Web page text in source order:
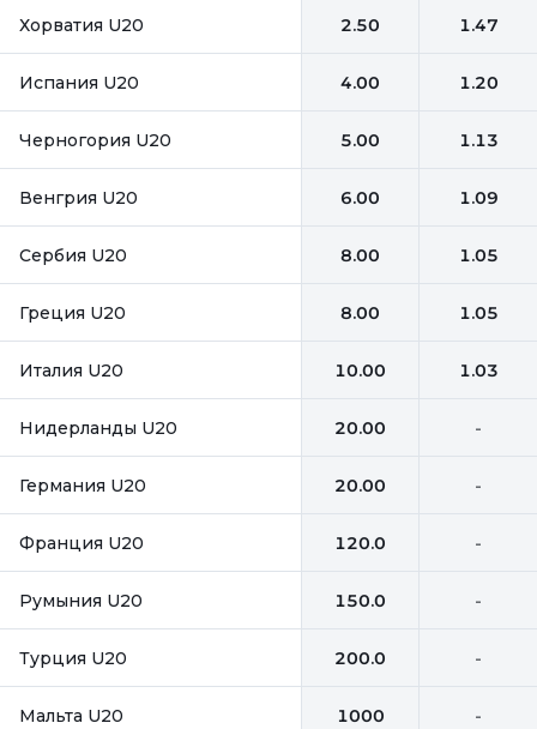
Хорватия U20 2.50 1.47
Испания U20 4.00 1.20
Черногория U20 5.00 1.13
Венгрия U20 6.00 1.09
Сербия U20 8.00 1.05
Греция U20 8.00 1.05
Италия U20 10.00 1.03
Нидерланды U20 20.00 -
Германия U20 20.00 -
Франция U20 120.0 -
Румыния U20 150.0 -
Турция U20 200.0 -
Мальта U20 1000 -